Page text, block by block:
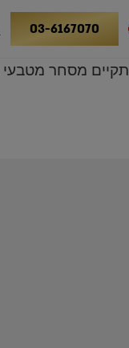
03-6167070
ולא יתקיים מסחר